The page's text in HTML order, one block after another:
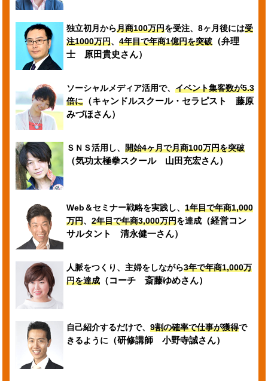
独立初月から月商100万円を受注、8ヶ月後には受
注1000万円、4年目で年商1億円を突破 （弁理
士 原田貴史さん）
ソーシャルメディア活用で、イベント集客数が5.3
倍に （キャンドルスクール・セラピスト 藤原
みづほさん）
ＳＮＳ活用し、開始4ヶ月で月商100万円を突破
（気功太極拳スクール 山田充宏さん）
Web＆セミナー戦略を実践し、1年目で年商1,000
万円、2年目で年商3,000万円を達成 （経営コン
サルタント 清永健一さん）
人脈をつくり、主婦をしながら3年で年商1,000万
円を達成 （コーチ 斎藤ゆめさん）
自己紹介するだけで、9割の確率で仕事が獲得で
きるように
（研修講師 小野寺誠さん）